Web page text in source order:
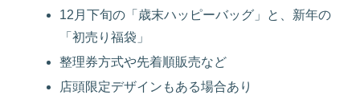
12月下旬の「歳末ハッピーバッグ」と、新年の
「初売り福袋」
整理券方式や先着順販売など
店頭限定デザインもある場合あり